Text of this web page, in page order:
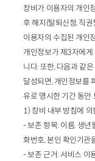
창비가 이용자의 개인
후 해지(탈퇴신청, 직
이용자의 수집된 개인
개인정보가 제3자에
니다. 또한, 다음과 같
달성되면, 개인정보를
유로 명시한 기간 동안
1) 창비 내부 방침에
- 보존 항목: 이름, 생년
화번호, 본인 확인기관
- 보존 근거: 서비스 이